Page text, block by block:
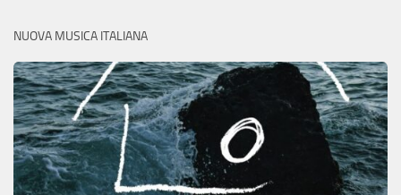
NUOVA MUSICA ITALIANA